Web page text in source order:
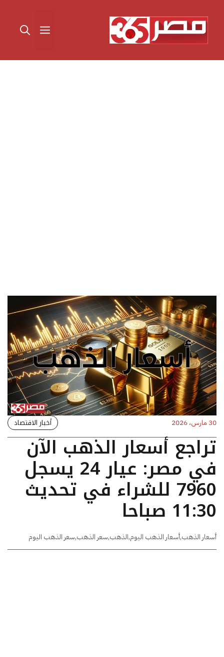
المحتوى القائمة
30 مارس، 2026 أخبار الاقتصاد
تراجع أسعار الذهب الآن
في مصر: عيار 24 يسجل
7960 للشراء في تحديث
11:30 صباحا
أسعار الذهب,أسعار الذهب اليوم,الذهب,سعر الذهب,سعر الذهب اليوم